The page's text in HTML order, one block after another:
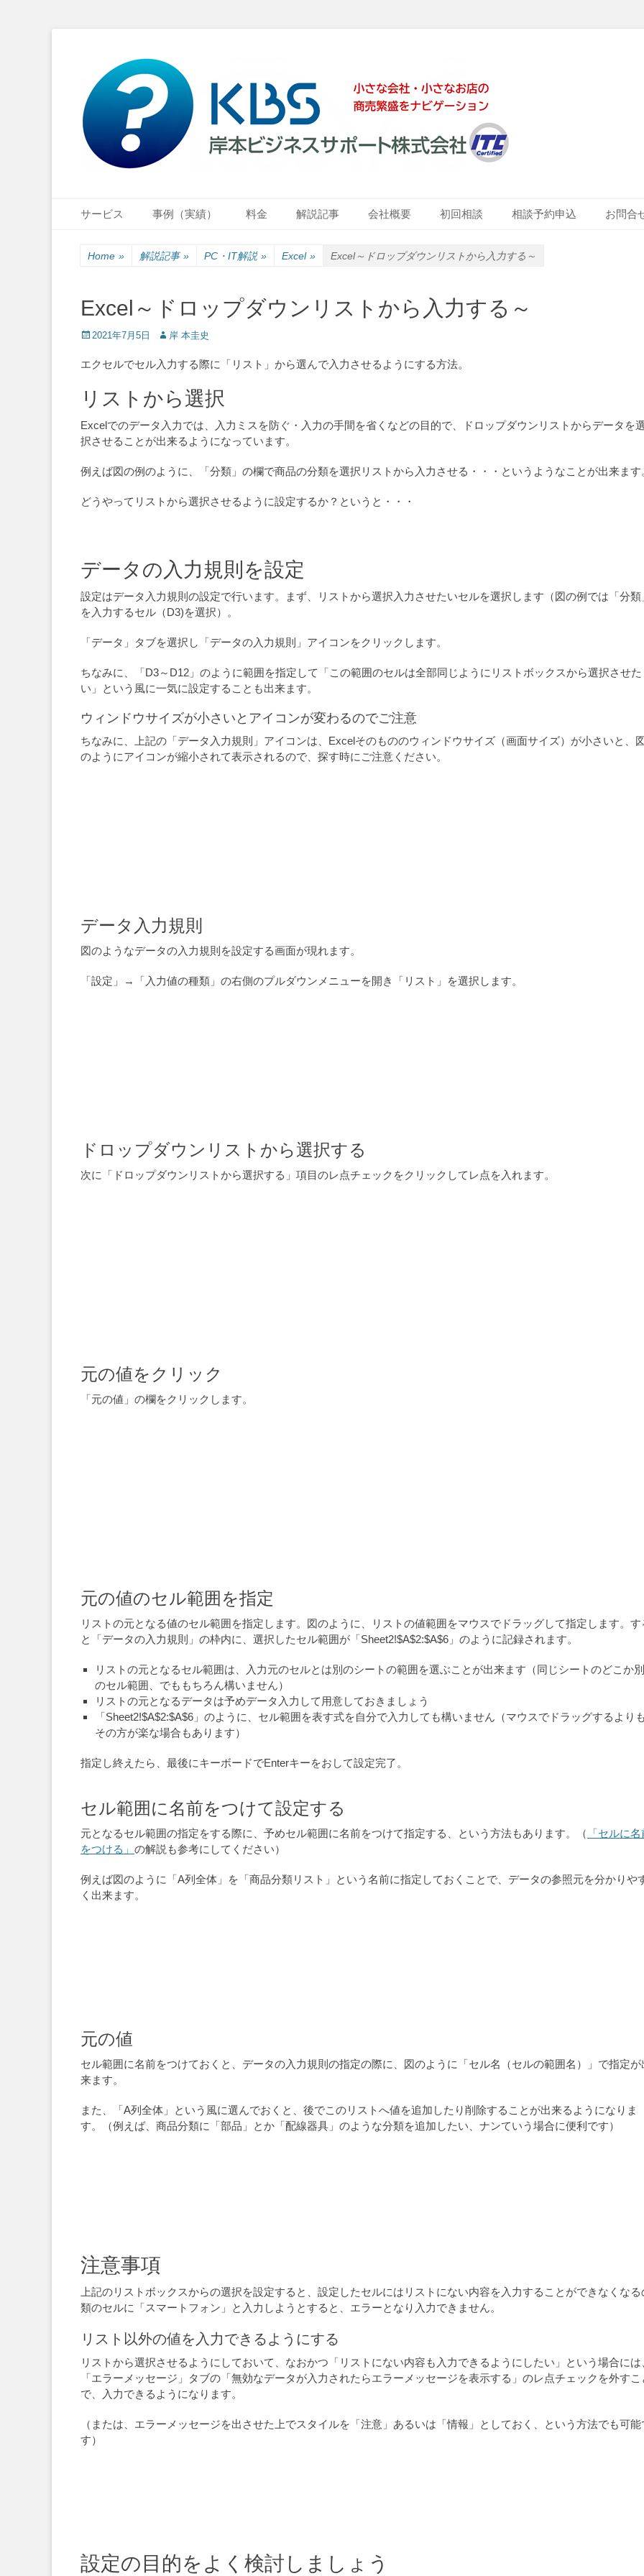
岸本ビジネスサポート株式会社
小さな会社・小さなお店のIT経営をナビゲーション
Primary Menu
サービス 事例（実績） 料金 解説記事 会社概要 初回相談 相談予約申込 お問合
Home » 解説記事 » PC・IT解説 » Excel » Excel～ドロップダウンリストから入力する～
Excel～ドロップダウンリストから入力する～
Posted
2021年7月5日 Author
岸 本圭史
エクセルでセル入力する際に「リスト」から選んで入力させるようにする方法。
リストから選択
Excelでのデータ入力では、入力ミスを防ぐ・入力の手間を省くなどの目的で、ドロップダウンリストからデータを
択させることが出来るようになっています。
例えば図の例のように、「分類」の欄で商品の分類を選択リストから入力させる・・・というようなことが出来ます
どうやってリストから選択させるように設定するか？というと・・・
データの入力規則を設定
設定はデータ入力規則の設定で行います。まず、リストから選択入力させたいセルを選択します（図の例では「分類
を入力するセル（D3)を選択）。
「データ」タブを選択し「データの入力規則」アイコンをクリックします。
ちなみに、「D3～D12」のように範囲を指定して「この範囲のセルは全部同じようにリストボックスから選択させた
い」という風に一気に設定することも出来ます。
ウィンドウサイズが小さいとアイコンが変わるのでご注意
ちなみに、上記の「データ入力規則」アイコンは、Excelそのもののウィンドウサイズ（画面サイズ）が小さいと、
のようにアイコンが縮小されて表示されるので、探す時にご注意ください。
データ入力規則
図のようなデータの入力規則を設定する画面が現れます。
「設定」→「入力値の種類」の右側のプルダウンメニューを開き「リスト」を選択します。
ドロップダウンリストから選択する
次に「ドロップダウンリストから選択する」項目のレ点チェックをクリックしてレ点を入れます。
元の値をクリック
「元の値」の欄をクリックします。
元の値のセル範囲を指定
リストの元となる値のセル範囲を指定します。図のように、リストの値範囲をマウスでドラッグして指定します。す
と「データの入力規則」の枠内に、選択したセル範囲が「Sheet2!$A$2:$A$6」のように記録されます。
リストの元となるセル範囲は、入力元のセルとは別のシートの範囲を選ぶことが出来ます（同じシートのどこか別
のセル範囲、でももちろん構いません）
リストの元となるデータは予めデータ入力して用意しておきましょう
「Sheet2!$A$2:$A$6」のように、セル範囲を表す式を自分で入力しても構いません（マウスでドラッグするより
その方が楽な場合もあります）
指定し終えたら、最後にキーボードでEnterキーをおして設定完了。
セル範囲に名前をつけて設定する
元となるセル範囲の指定をする際に、予めセル範囲に名前をつけて指定する、という方法もあります。（
「セルに
をつける」 の解説も参考にしてください）
例えば図のように「A列全体」を「商品分類リスト」という名前に指定しておくことで、データの参照元を分かりや
く出来ます。
元の値
セル範囲に名前をつけておくと、データの入力規則の指定の際に、図のように「セル名（セルの範囲名）」で指定が
来ます。
また、「A列全体」という風に選んでおくと、後でこのリストへ値を追加したり削除することが出来るようになりま
す。（例えば、商品分類に「部品」とか「配線器具」のような分類を追加したい、ナンていう場合に便利です）
注意事項
上記のリストボックスからの選択を設定すると、設定したセルにはリストにない内容を入力することができなくな
類のセルに「スマートフォン」と入力しようとすると、エラーとなり入力できません。
リスト以外の値を入力できるようにする
リストから選択させるようにしておいて、なおかつ「リストにない内容も入力できるようにしたい」という場合には
「エラーメッセージ」タブの「無効なデータが入力されたらエラーメッセージを表示する」のレ点チェックを外すこ
で、入力できるようになります。
（または、エラーメッセージを出させた上でスタイルを「注意」あるいは「情報」としておく、という方法でも可能
す）
設定の目的をよく検討しましょう